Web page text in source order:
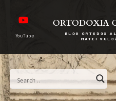
YouTube
ORTODOXIA
BLOG ORTODOX
MATEI